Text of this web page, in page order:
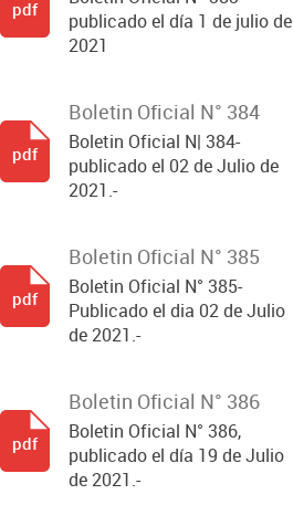
publicado el día 1 de julio de
2021
pdf
Boletin Oficial N° 384
Boletin Oficial N| 384-
publicado el 02 de Julio de
2021.-
pdf
Boletin Oficial N° 385
Boletin Oficial N° 385-
Publicado el dia 02 de Julio
de 2021.-
pdf
Boletin Oficial N° 386
Boletin Oficial N° 386,
publicado el día 19 de Julio
de 2021.-
pdf